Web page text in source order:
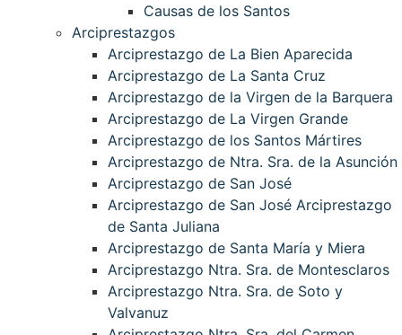
Causas de los Santos
Arciprestazgos
Arciprestazgo de La Bien Aparecida
Arciprestazgo de La Santa Cruz
Arciprestazgo de la Virgen de la Barquera
Arciprestazgo de La Virgen Grande
Arciprestazgo de los Santos Mártires
Arciprestazgo de Ntra. Sra. de la Asunción
Arciprestazgo de San José
Arciprestazgo de San José Arciprestazgo
de Santa Juliana
Arciprestazgo de Santa María y Miera
Arciprestazgo Ntra. Sra. de Montesclaros
Arciprestazgo Ntra. Sra. de Soto y
Valvanuz